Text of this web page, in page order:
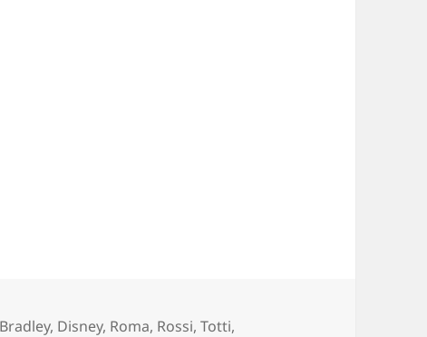
Tags
Bradley, Disney, Roma, Rossi,Totti,